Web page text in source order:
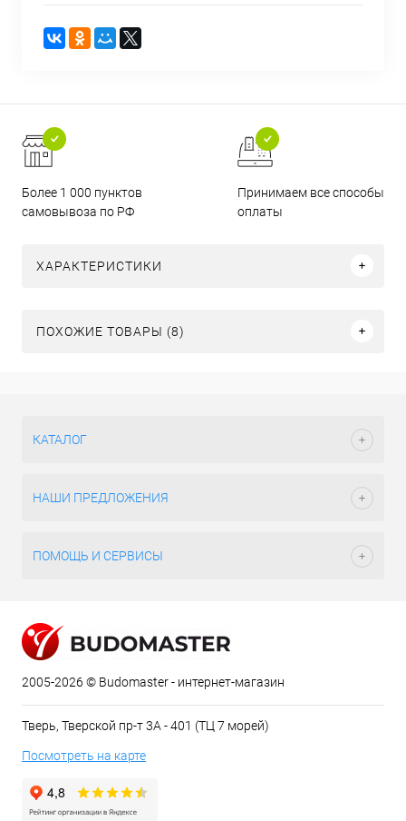
Более 1 000 пунктов
самовывоза по РФ
Принимаем все способы
оплаты
ХАРАКТЕРИСТИКИ
ПОХОЖИЕ ТОВАРЫ (8)
КАТАЛОГ
НАШИ ПРЕДЛОЖЕНИЯ
ПОМОЩЬ И СЕРВИСЫ
2005-2026 © Budomaster - интернет-магазин
Тверь, Тверской пр-т 3А - 401 (ТЦ 7 морей)
Посмотреть на карте